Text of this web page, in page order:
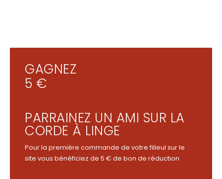
GAGNEZ
5 €
PARRAINEZ UN AMI SUR LA
CORDE À LINGE
Pour la première commande de votre filleul sur le
site vous bénéficiez de 5 € de bon de réduction